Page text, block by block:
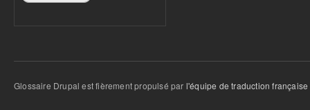
Glossaire Drupal est fièrement propulsé par l'équipe de traduction française